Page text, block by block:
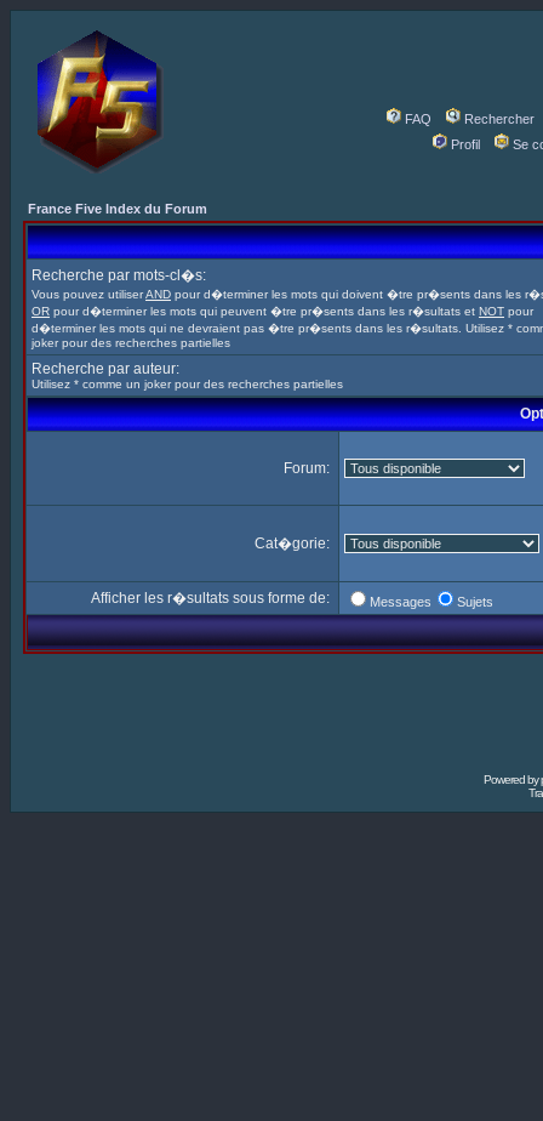
FAQ
Rechercher
Profil
Se
France Five Index du Forum
Recherche par mots-cl�s:
Vous pouvez utiliserAND pour d�terminer les mots qui doivent �tre pr�sents dans les
OR pour d�terminer les mots qui peuvent �tre pr�sents dans les r�sultats et NOT pour
d�terminer les mots qui ne devraient pas �tre pr�sents dans les r�sultats. Utilisez *
joker pour des recherches partielles
Recherche par auteur:
Utilisez * comme un joker pour des recherches partielles
Forum:
Cat�gorie:
Afficher les r�sultats sous forme de: Messages Sujets
Powered by